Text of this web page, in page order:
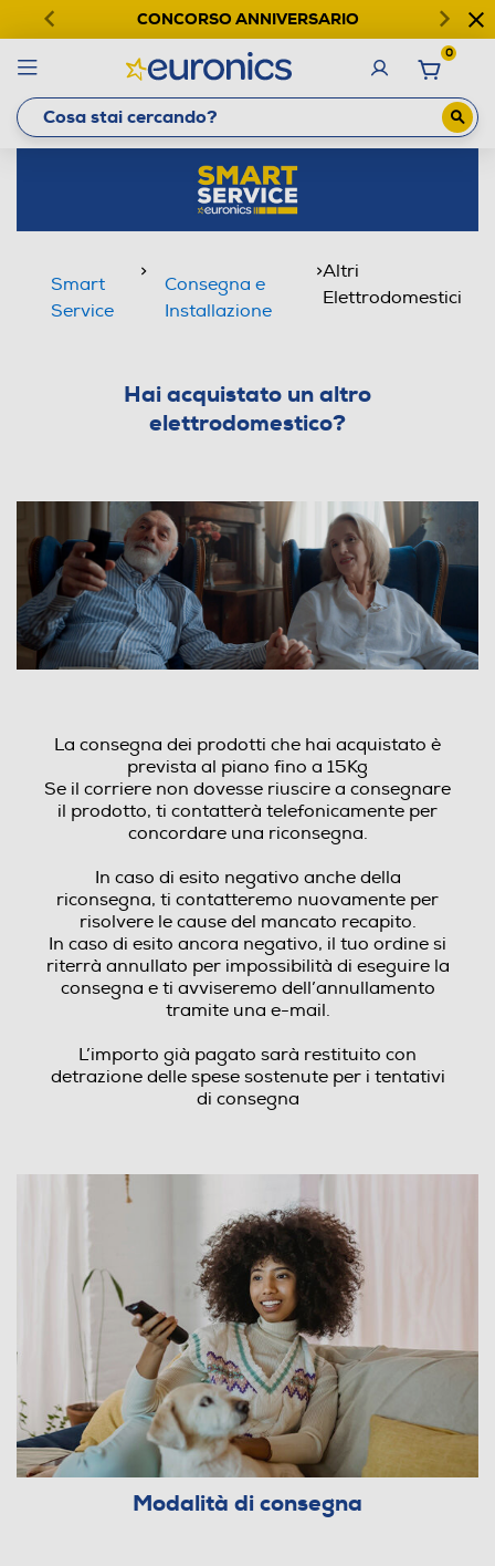
CONCORSO ANNIVERSARIO
0
Smart
Service
>
Consegna e
Installazione
>Altri
Elettrodomestici
Hai acquistato un altro
elettrodomestico?
La consegna dei prodotti che hai acquistato è
prevista al piano fino a 15Kg
Se il corriere non dovesse riuscire a consegnare
il prodotto, ti contatterà telefonicamente per
concordare una riconsegna.
In caso di esito negativo anche della
riconsegna, ti contatteremo nuovamente per
risolvere le cause del mancato recapito.
In caso di esito ancora negativo, il tuo ordine si
riterrà annullato per impossibilità di eseguire la
consegna e ti avviseremo dell’annullamento
tramite una e-mail.
L’importo già pagato sarà restituito con
detrazione delle spese sostenute per i tentativi
di consegna
Modalità di consegna